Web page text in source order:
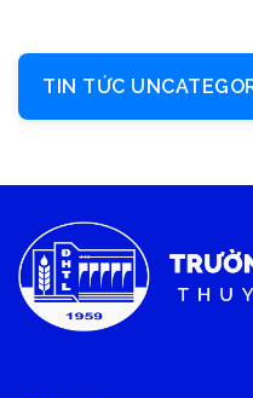
TIN TỨC